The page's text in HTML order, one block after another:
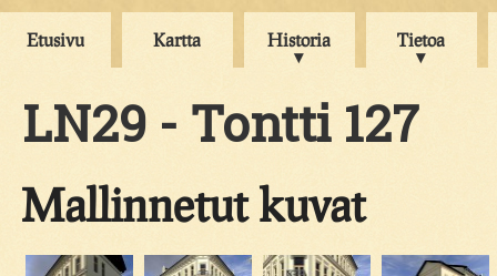
Etusivu Kartta Historia Tietoa
LN29 - Tontti 127
Mallinnetut kuvat